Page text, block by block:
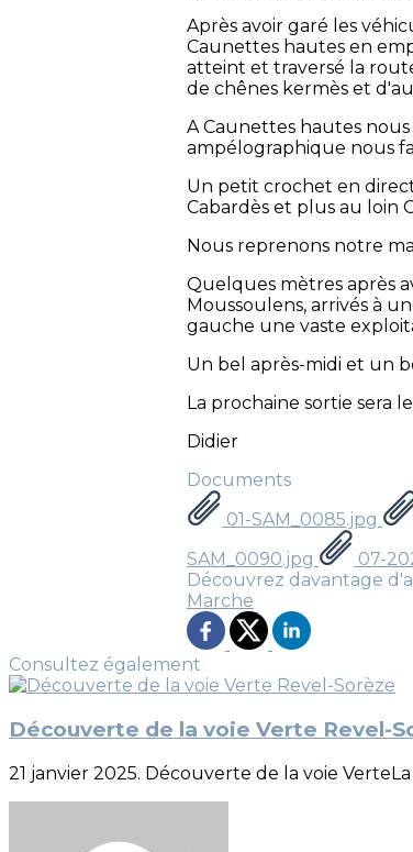
Après avoir garé les
Caunettes hautes en
atteint et traversé la
de chênes kermès et
A Caunettes hautes
ampélographique nous
Un petit crochet en
Cabardès et plus au loin
Nous reprenons notre
Quelques mètres après
Moussoulens, arrivés à
gauche une vaste
Un bel après-midi et un
La prochaine sortie sera
Didier
Documents
01-SAM_0085.jpg
SAM_0090.jpg
07-
Découvrez davantage
Marche
Consultez également
Découverte de la voie Verte Revel-
21 janvier 2025. Découverte de la voie